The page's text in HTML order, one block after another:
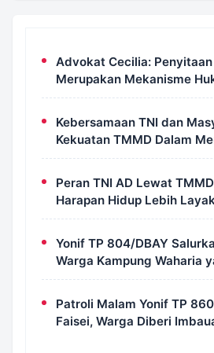
Advokat Cecilia:
Merupakan Mekanisme
Kooperatif Apabila
Kebersamaan TNI dan
Kekuatan TMMD Dalam
Galian di Wanam
Peran TNI AD Lewat
Harapan Hidup Lebih
Warga Kampung Wanam
Yonif TP 804/DBAY
Warga Kampung Waharia
Krisis Air
Patroli Malam Yonif TP
Faisei, Warga Diberi